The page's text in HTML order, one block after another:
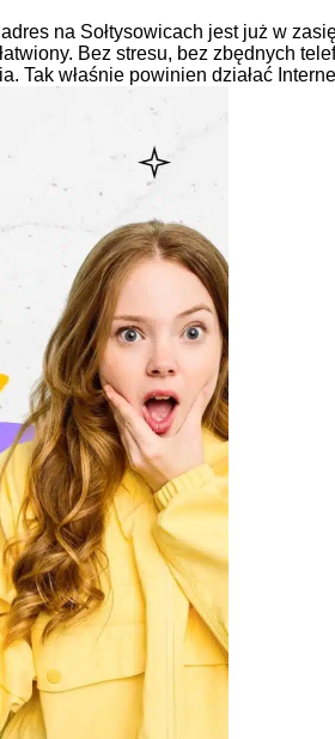
na Sołtysowicach jest już w
Bez stresu, bez zbędnych
Tak właśnie powinien działać